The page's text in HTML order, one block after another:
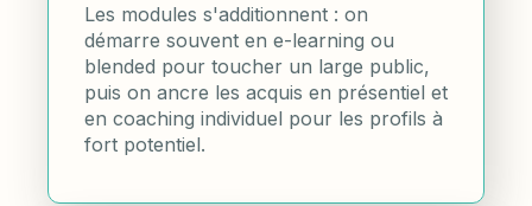
Les modules s'additionnent : on
démarre souvent en e-learning ou
blended pour toucher un large public,
puis on ancre les acquis en présentiel et
en coaching individuel pour les profils à
fort potentiel.